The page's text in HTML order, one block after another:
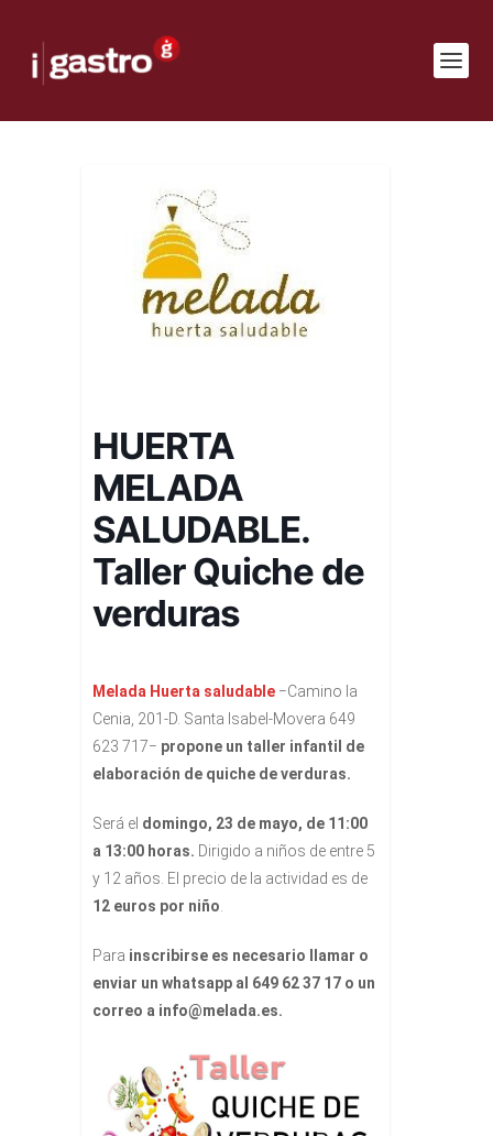
HUERTA
MELADA
SALUDABLE.
Taller Quiche de
verduras
Melada Huerta saludable −Camino la
Cenia, 201-D. Santa Isabel-Movera 649
623 717− propone un taller infantil de
elaboración de quiche de verduras.
Será el domingo, 23 de mayo, de 11:00
a 13:00 horas. Dirigido a niños de entre 5
y 12 años. El precio de la actividad es de
12 euros por niño
Para inscribirse es necesario llamar o
enviar un whatsapp al 649 62 37 17 o un
correo a info@melada.es.